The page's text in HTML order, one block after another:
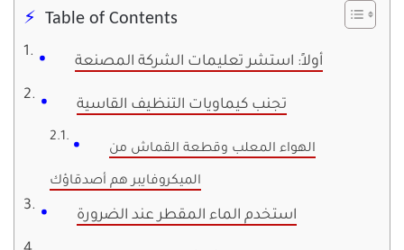
Table of Contents
أولاً: استشر تعليمات الشركة المصنعة
تجنب كيماويات التنظيف القاسية
الهواء المعلب وقطعة القماش من
الميكروفايبر هم أصدقاؤك
استخدم الماء المقطر عند الضرورة